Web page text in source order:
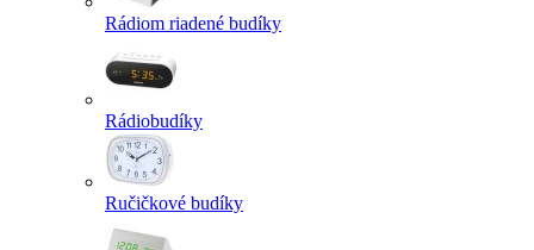
Rádiom riadené budíky
Rádiobudíky
Ručičkové budíky